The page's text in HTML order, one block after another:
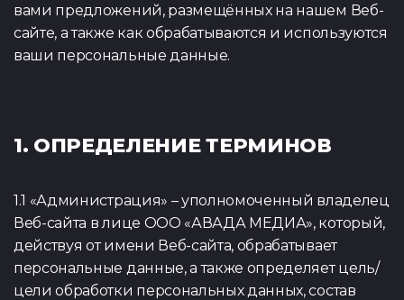
(основы)
Тест по
вами предложений, размещённых на нашем Веб-
сайте, а также как обрабатываются и используются
ваши персональные данные.
1. ОПРЕДЕЛЕНИЕ ТЕРМИНОВ
1.1 «Администрация» – уполномоченный владелец
Веб-сайта в лице ООО «АВАДА МЕДИА», который,
действуя от имени Веб-сайта, обрабатывает
персональные данные, а также определяет цель/
цели обработки персональных данных, состав